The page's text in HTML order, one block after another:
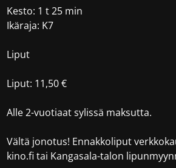
Kesto: 1 t 25 min
Ikäraja: K7
Liput
Liput: 11,50 €
Alle 2-vuotiaat sylissä maksutta.
Vältä jonotus! Ennakkoliput
kino.fi tai Kangasala-talon